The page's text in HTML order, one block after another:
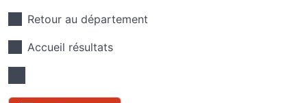
Retour au département
Accueil résultats